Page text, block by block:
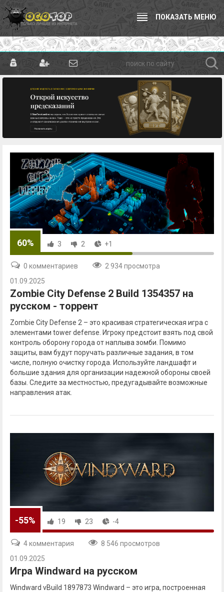
ПОКАЗАТЬ МЕНЮ
60% 3 2 +1
0 комментариев
2 934 просмотра
01.09.2025
Zombie City Defense 2 Build 1354357 на
русском - торрент
Zombie City Defense 2 – это красивая стратегическая игра с
элементами tower defense. Игроку предстоит взять под свой
контроль оборону города от наплыва зомби. Помимо
защиты, вам будут поручать различные задания, в том
числе, полную очистку города. Используйте ландшафт и
большие здания для организации надежной обороны своей
базы. Следите за местностью, предугадывайте возможные
направления атак.
-55% 19 23 -4
4 комментария
8 546 просмотров
01.09.2025
Игра Windward на русском
Windward vBuild 1897873 Windward – это игра, построенная